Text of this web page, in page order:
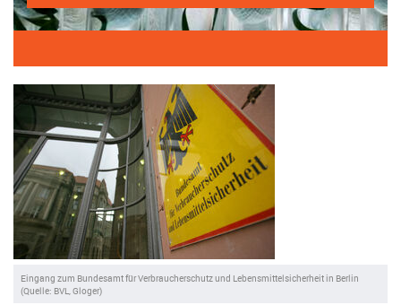
Eingang zum Bundesamt für Verbraucherschutz und Lebensmittelsicherheit in Berlin
(Quelle: BVL, Gloger)